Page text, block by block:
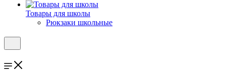
Товары для школы
Рюкзаки школьные